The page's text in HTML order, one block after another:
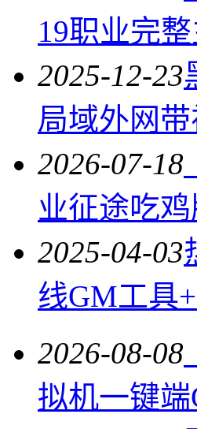
19职业完
2025-12-23
局域外网
2026-07-18
业征途吃
2025-04-03
线GM工具
2026-08-08
拟机一键